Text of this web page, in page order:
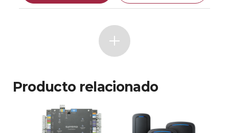
Producto relacionado